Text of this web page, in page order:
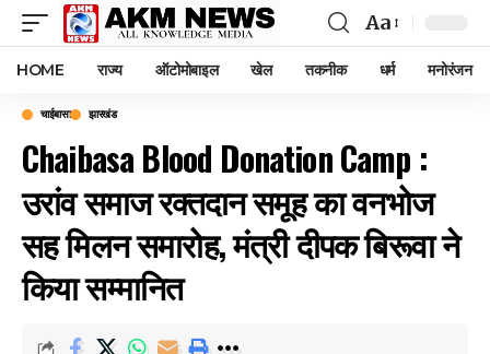
Font
Resizer
Aa
HOME राज्य ऑटोमोबाइल खेल तकनीक धर्म मनोरंजन
चाईबासा झारखंड
Chaibasa Blood Donation Camp :
उरांव समाज रक्तदान समूह का वनभोज
सह मिलन समारोह, मंत्री दीपक बिरूवा ने
किया सम्मानित